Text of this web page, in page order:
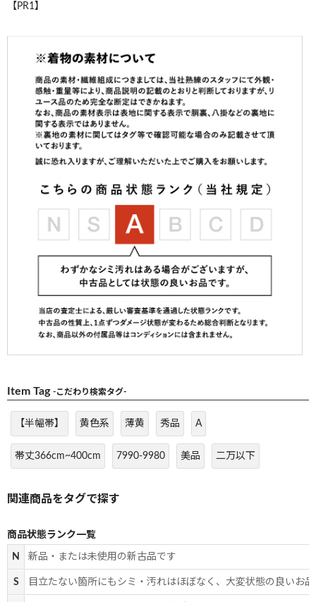
【PR1】
Item Tag -こだわり検索タグ-
【半幅帯】 黄色系 薄黄 秀品 A
帯丈366cm~400cm 7990-9980 美品 二万以下
商品状態ランク一覧
N 新品・または未使用の新古品です
S 目立たない箇所にもシミ・汚れはほぼなく、大変状態の良いお